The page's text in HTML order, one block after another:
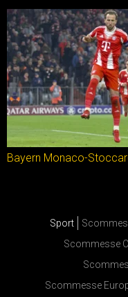
Bayern Monaco-
Sport
Scommesse
Scommesse